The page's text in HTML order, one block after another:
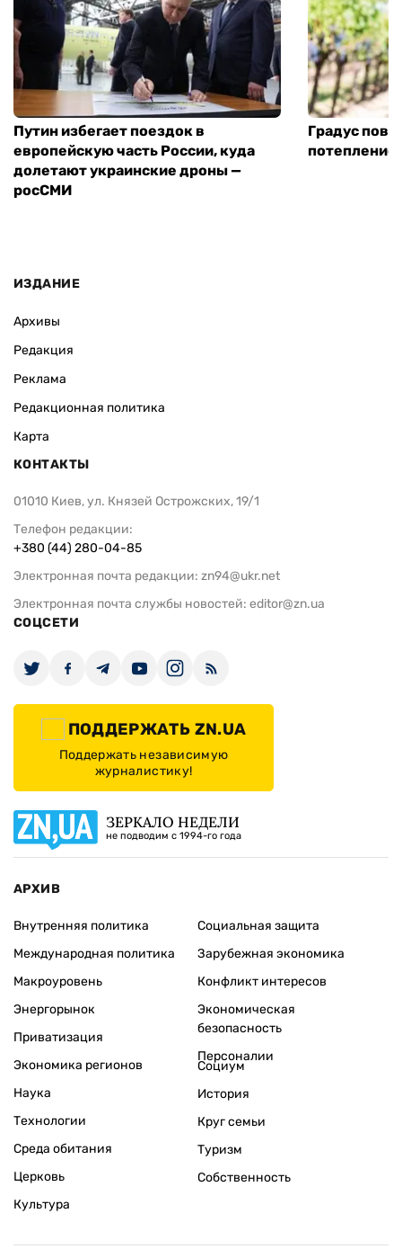
Путин избегает поездок в
европейскую часть России, куда
долетают украинские дроны —
росСМИ
Градус
ИЗДАНИЕ
Архивы
Редакция
Реклама
Редакционная политика
Карта
КОНТАКТЫ
01010 Киев, ул. Князей Острожских, 19/1
Телефон редакции:
+380 (44) 280-04-85
Электронная почта редакции: zn94@ukr.net
Электронная почта службы новостей: editor@zn.ua
СОЦСЕТИ
ПОДДЕРЖАТЬ ZN.UA
Поддержать независимую
журналистику!
ЗЕРКАЛО НЕДЕЛИ
не подводим с 1994-го года
АРХИВ
Внутренняя политика
Международная политика
Макроуровень
Энергорынок
Приватизация
Экономика регионов
Социальная защита
Зарубежная экономика
Конфликт интересов
Экономическая
безопасность
Персоналии
Наука
Технологии
Среда обитания
Церковь
Культура
Социум
История
Круг семьи
Туризм
Собственность